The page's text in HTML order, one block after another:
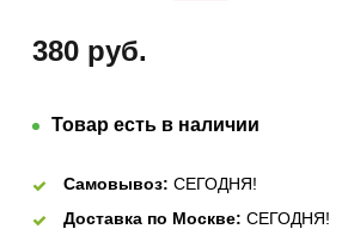
380 руб.
Товар есть в наличии
Самовывоз: СЕГОДНЯ!
Доставка по Москве: СЕГОДНЯ!